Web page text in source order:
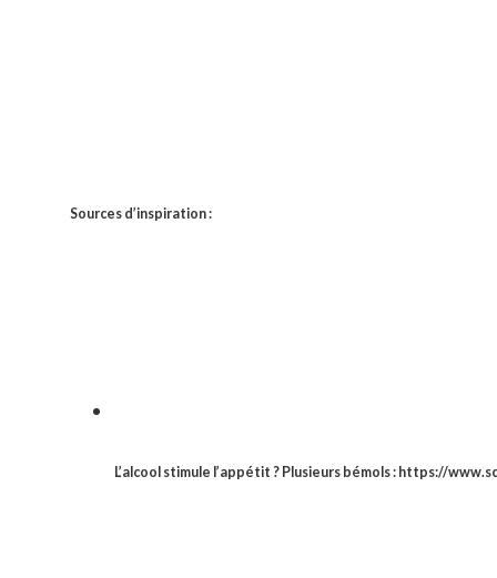
Sources d’inspiration :
L’alcool stimule l’appétit ? Plusieurs bémols : https://